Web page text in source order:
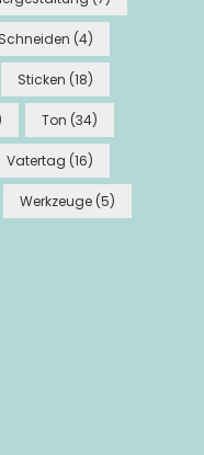
Schneiden (4)
Sticken (18)
Ton (34)
Vatertag (16)
Werkzeuge (5)